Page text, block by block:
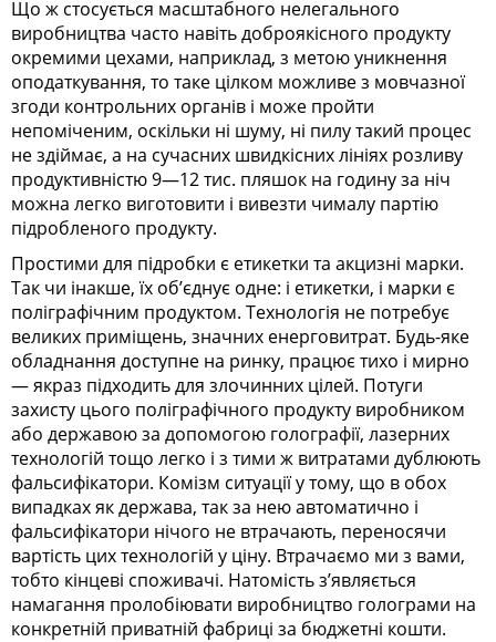
Що ж стосується масштабного нелегального
виробництва часто навіть доброякісного продукту
окремими цехами, наприклад, з метою уникнення
оподаткування, то таке цілком можливе з мовчазної
згоди контрольних органів і може пройти
непоміченим, оскільки ні шуму, ні пилу такий процес
не здіймає, а на сучасних швидкісних лініях розливу
продуктивністю 9—12 тис. пляшок на годину за ніч
можна легко виготовити і вивезти чималу партію
підробленого продукту.
Простими для підробки є етикетки та акцизні марки.
Так чи інакше, їх об’єднує одне: і етикетки, і марки є
поліграфічним продуктом. Технологія не потребує
великих приміщень, значних енерговитрат. Будь-яке
обладнання доступне на ринку, працює тихо і мирно
— якраз підходить для злочинних цілей. Потуги
захисту цього поліграфічного продукту виробником
або державою за допомогою голографії, лазерних
технологій тощо легко і з тими ж витратами дублюють
фальсифікатори. Комізм ситуації у тому, що в обох
випадках як держава, так за нею автоматично і
фальсифікатори нічого не втрачають, переносячи
вартість цих технологій у ціну. Втрачаємо ми з вами,
тобто кінцеві споживачі. Натомість з’являється
намагання пролобіювати виробництво голограми на
конкретній приватній фабриці за бюджетні кошти.